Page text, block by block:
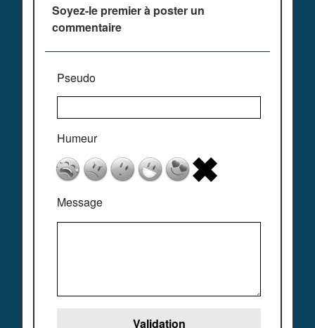
Soyez-le premier à poster un
commentaire
Pseudo
Humeur
Message